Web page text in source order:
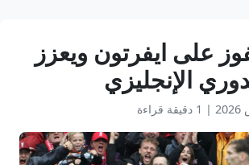
على ايفرتون ويعزز
الإنجليزي
| 1 دقيقة قراءة